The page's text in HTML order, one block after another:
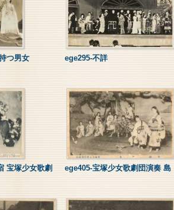
つ男女 ege295-不詳
宝塚少女歌劇 ege405-宝塚少女歌劇団演奏 島